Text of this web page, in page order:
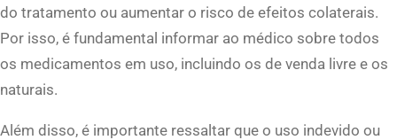
do tratamento ou aumentar o risco de efeitos colaterais.
Por isso, é fundamental informar ao médico sobre todos
os medicamentos em uso, incluindo os de venda livre e os
naturais.
Além disso, é importante ressaltar que o uso indevido ou